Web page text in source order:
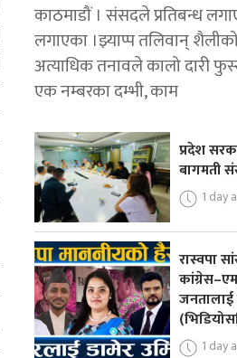
काठमाडौं । संसदले प्रतिबन्ध
लगाएका ।झ्याप्प तलिवान्
अत्याधिक तनावले कालो दारी
एक नम्बरका दम्भी, काम
प्रदेश
बागमती
1 day
रास्वपा
1 day